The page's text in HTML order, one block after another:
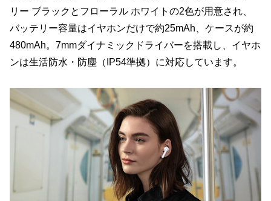
リー ブラックとフローラル ホワイトの2色が用意され、
バッテリー容量はイヤホンだけで約25mAh、ケースが約
480mAh。7mmダイナミックドライバーを搭載し、イヤホ
ンは生活防水・防塵（IP54準拠）に対応しています。